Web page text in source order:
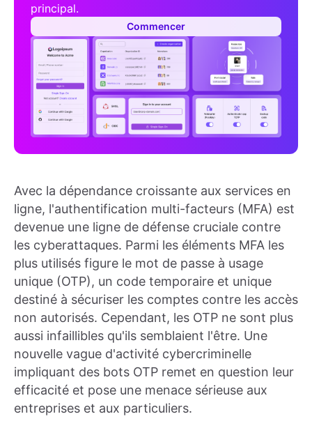
principal.
Commencer
Avec la dépendance croissante aux services en
ligne, l'authentification multi-facteurs (MFA) est
devenue une ligne de défense cruciale contre
les cyberattaques. Parmi les éléments MFA les
plus utilisés figure le mot de passe à usage
unique (OTP), un code temporaire et unique
destiné à sécuriser les comptes contre les accès
non autorisés. Cependant, les OTP ne sont plus
aussi infaillibles qu'ils semblaient l'être. Une
nouvelle vague d'activité cybercriminelle
impliquant des bots OTP remet en question leur
efficacité et pose une menace sérieuse aux
entreprises et aux particuliers.